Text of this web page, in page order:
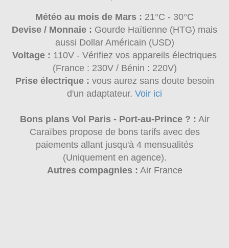
Météo au mois de Mars : 21°C - 30°C
Devise / Monnaie : Gourde Haïtienne (HTG) mais
aussi Dollar Américain (USD)
Voltage : 110V - Vérifiez vos appareils électriques
(France : 230V / Bénin : 220V)
Prise électrique : vous aurez sans doute besoin
d'un adaptateur. Voir ici
Bons plans Vol Paris - Port-au-Prince ? : Air
Caraïbes propose de bons tarifs avec des
paiements allant jusqu'à 4 mensualités
(Uniquement en agence).
Autres compagnies : Air France